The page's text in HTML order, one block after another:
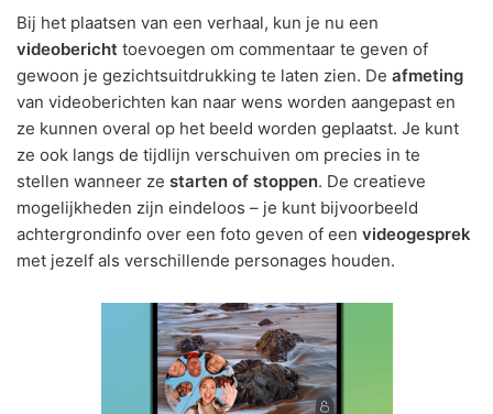
Bij het plaatsen van een verhaal, kun je nu een
videobericht toevoegen om commentaar te geven of
gewoon je gezichtsuitdrukking te laten zien. De afmeting
van videoberichten kan naar wens worden aangepast en
ze kunnen overal op het beeld worden geplaatst. Je kunt
ze ook langs de tijdlijn verschuiven om precies in te
stellen wanneer ze starten of stoppen. De creatieve
mogelijkheden zijn eindeloos – je kunt bijvoorbeeld
achtergrondinfo over een foto geven of een videogesprek
met jezelf als verschillende personages houden.